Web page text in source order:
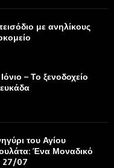
με ανηλίκους
– Το ξενοδοχείο
του Αγίου
Ένα Μοναδικό
27/07